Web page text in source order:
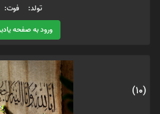
تولد: فوت:
ورود به صفحه
(10)